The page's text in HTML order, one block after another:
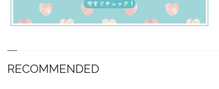
RECOMMENDED